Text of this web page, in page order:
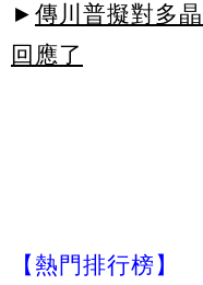
► 傳川普擬對多
回應了
【熱門排行榜】